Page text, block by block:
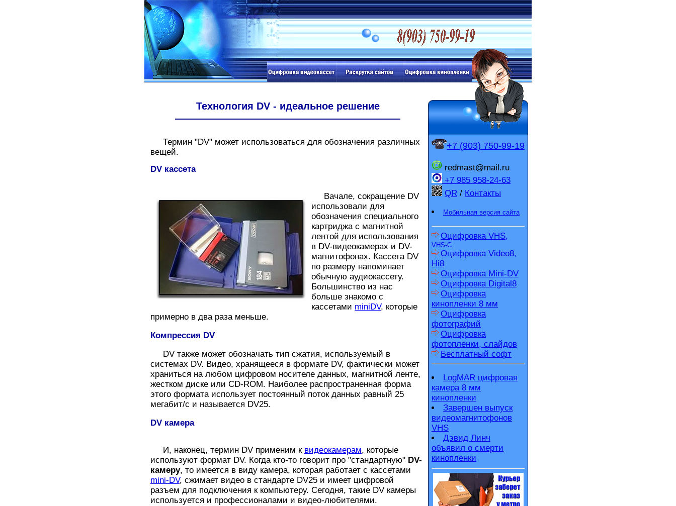
Технология DV - идеальное решение
Термин "DV" может использоваться для обозначения различных
вещей.
DV кассета
Вачале, сокращение DV
использовали для
обозначения специального
картриджа с магнитной
лентой для использования
в DV-видеокамерах и DV-
магнитофонах. Кассета DV
по размеру напоминает
обычную аудиокассету.
Большинство из нас
больше знакомо с
кассетами miniDV, которые
примерно в два раза меньше.
Компрессия DV
DV также может обозначать тип сжатия, используемый в
системах DV. Видео, хранящееся в формате DV, фактически может
храниться на любом цифровом носителе данных, магнитной ленте,
жестком диске или CD-ROM. Наиболее распространенная форма
этого формата использует постоянный поток данных равный 25
мегабит/с и называется DV25.
DV камера
И, наконец, термин DV применим к видеокамерам, которые
используют формат DV. Когда кто-то говорит про "стандартную" DV-
камеру, то имеется в виду камера, которая работает с кассетами
mini-DV, сжимает видео в стандарте DV25 и имеет цифровой
разъем для подключения к компьютеру. Сегодня, такие DV камеры
используется и профессионалами и видео-любителями.
+7 (903) 750-99-19
redmast@mail.ru
+7 985 958-24-63
QR / Контакты
Мобильная версия сайта
Оцифровка VHS,
VHS-C
Оцифровка Video8,
Hi8
Оцифровка Mini-DV
Оцифровка Digital8
Оцифровка
кинопленки 8 мм
Оцифровка
фотографий
Оцифровка
фотопленки, слайдов
Бесплатный софт
LogMAR цифровая
камера 8 мм
кинопленки
Завершен выпуск
видеомагнитофонов
VHS
Дэвид Линч
объявил о смерти
кинопленки